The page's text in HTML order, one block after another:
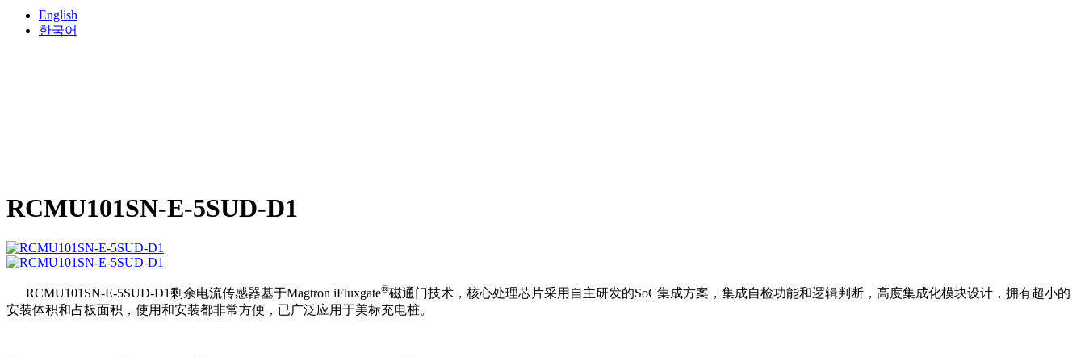
English
한국어
RCMU101SN-E-5SUD-D1
RCMU101SN-E-5SUD-D1剩余电流传感器基于Magtron iFluxgate®磁通门技术，核心处理芯片采用自主研发的SoC集成方案，集成自检功能和逻辑判断，高度集成化模块设计，拥有超小的
安装体积和占板面积，使用和安装都非常方便，已广泛应用于美标充电桩。